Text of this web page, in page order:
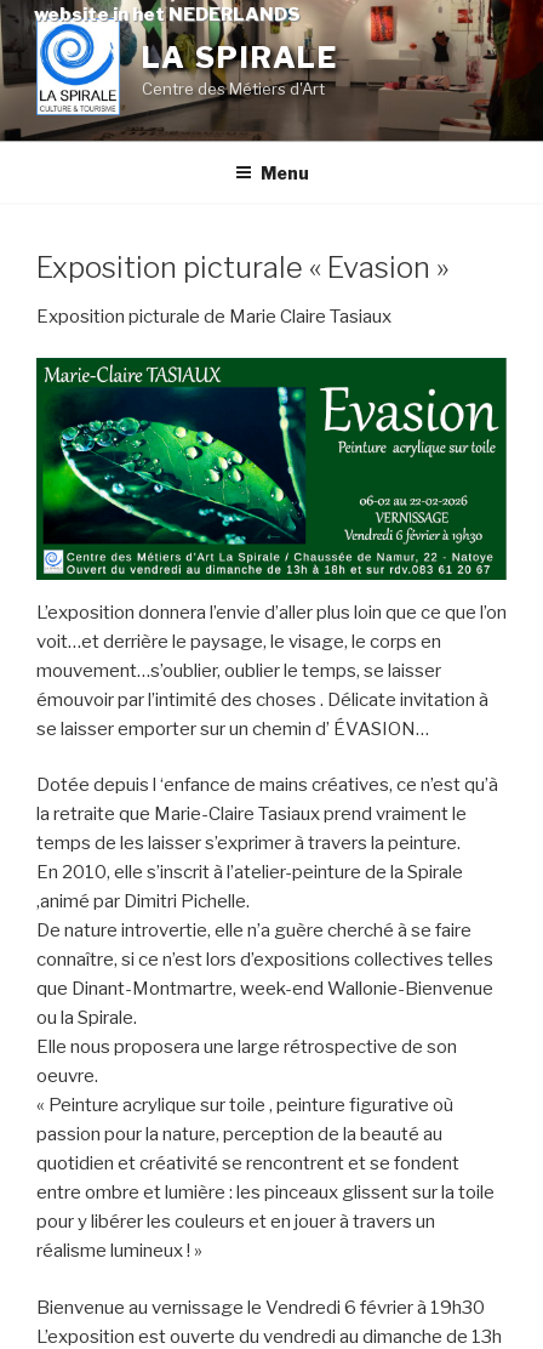
website in het NEDERLANDS
Skip
to
content
LA SPIRALE
Centre des Métiers d'Art
Menu
Exposition picturale « Evasion »
Exposition picturale de Marie Claire Tasiaux
L’exposition donnera l’envie d’aller plus loin que ce que l’on
voit…et derrière le paysage, le visage, le corps en
mouvement…s’oublier, oublier le temps, se laisser
émouvoir par l’intimité des choses . Délicate invitation à
se laisser emporter sur un chemin d’ ÉVASION…
Dotée depuis l ‘enfance de mains créatives, ce n’est qu’à
la retraite que Marie-Claire Tasiaux prend vraiment le
temps de les laisser s’exprimer à travers la peinture.
En 2010, elle s’inscrit à l’atelier-peinture de la Spirale
,animé par Dimitri Pichelle.
De nature introvertie, elle n’a guère cherché à se faire
connaître, si ce n’est lors d’expositions collectives telles
que Dinant-Montmartre, week-end Wallonie-Bienvenue
ou la Spirale.
Elle nous proposera une large rétrospective de son
oeuvre.
« Peinture acrylique sur toile , peinture figurative où
passion pour la nature, perception de la beauté au
quotidien et créativité se rencontrent et se fondent
entre ombre et lumière : les pinceaux glissent sur la toile
pour y libérer les couleurs et en jouer à travers un
réalisme lumineux ! »
Bienvenue au vernissage le Vendredi 6 février à 19h30
L’exposition est ouverte du vendredi au dimanche de 13h